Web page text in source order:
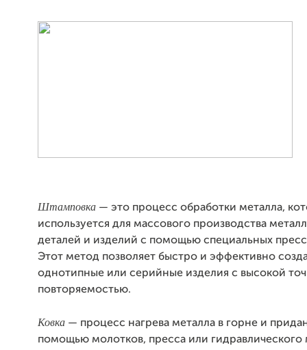
Штамповка — это процесс обработки металла,
используется для массового производства
деталей и изделий с помощью специальных
Этот метод позволяет быстро и эффективно
однотипные или серийные изделия с высокой
повторяемостью.
Ковка — процесс нагрева металла в горне и
помощью молотков, пресса или гидравлического